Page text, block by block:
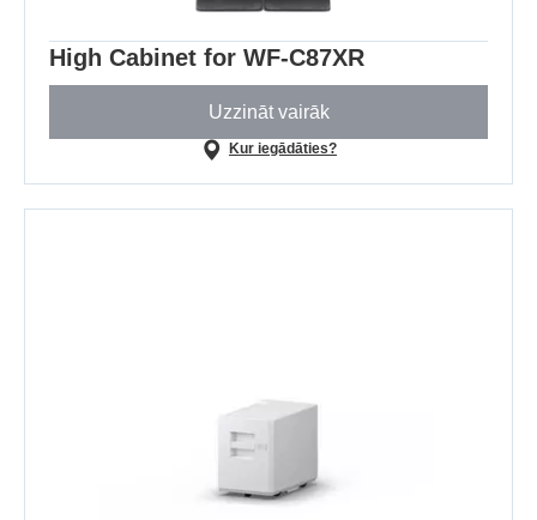
High Cabinet for WF-C87XR
Uzzināt vairāk
Kur iegādāties?